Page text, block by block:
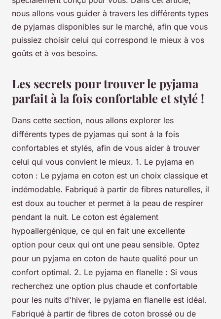
nous allons vous guider à travers les différents types
de pyjamas disponibles sur le marché, afin que vous
puissiez choisir celui qui correspond le mieux à vos
goûts et à vos besoins.
Les secrets pour trouver le pyjama
parfait à la fois confortable et stylé !
Dans cette section, nous allons explorer les
différents types de pyjamas qui sont à la fois
confortables et stylés, afin de vous aider à trouver
celui qui vous convient le mieux. 1. Le pyjama en
coton : Le pyjama en coton est un choix classique et
indémodable. Fabriqué à partir de fibres naturelles, il
est doux au toucher et permet à la peau de respirer
pendant la nuit. Le coton est également
hypoallergénique, ce qui en fait une excellente
option pour ceux qui ont une peau sensible. Optez
pour un pyjama en coton de haute qualité pour un
confort optimal. 2. Le pyjama en flanelle : Si vous
recherchez une option plus chaude et confortable
pour les nuits d'hiver, le pyjama en flanelle est idéal.
Fabriqué à partir de fibres de coton brossé ou de